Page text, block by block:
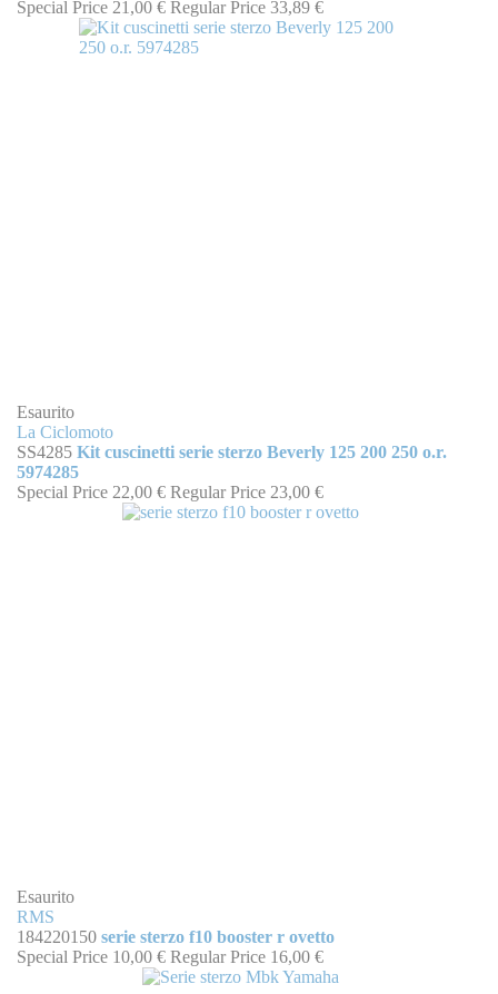
Special Price 21,00 € Regular Price 33,89 €
Esaurito
La Ciclomoto
SS4285 Kit cuscinetti serie sterzo Beverly 125 200 250 o.r.
5974285
Special Price 22,00 € Regular Price 23,00 €
Esaurito
RMS
184220150 serie sterzo f10 booster r ovetto
Special Price 10,00 € Regular Price 16,00 €